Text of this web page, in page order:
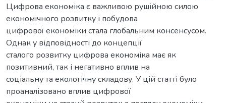
Цифрова економіка є важливою рушійною силою
економічного розвитку і побудова
цифрової економіки стала глобальним консенсусом.
Однак у відповідності до концепції
сталого розвитку цифрова економіка має як
позитивний, так і негативно вплив на
соціальну та екологічну складову. У цій статті було
проаналізовано вплив цифрової